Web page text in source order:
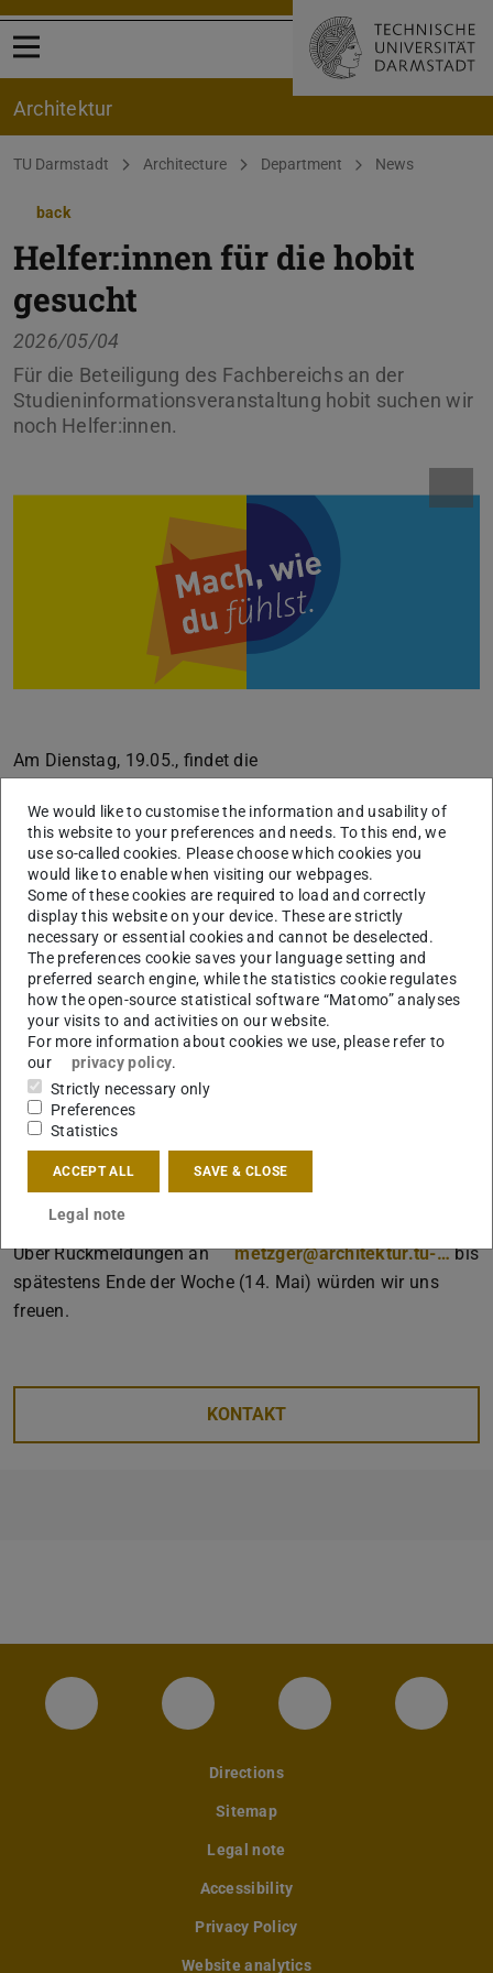
Open menu
Architektur
You are here:
TU Darmstadt Architecture Department News
back
Helfer:innen für die hobit
gesucht
2026/05/04
Für die Beteiligung des Fachbereichs an der
Studieninformationsveranstaltung hobit suchen wir
noch Helfer:innen.
Am Dienstag, 19.05., findet die
statt. Für die Durchführung des Beitrags des Fachbereichs
Architektur suchen wir noch Studierende, die uns gegen
Bezahlung beim Auf- und Abbau und bei der Beratung am
Stand unterstützen können.
Hier die genauen Termine:
Aufbau im Karo 5:Montag, 18.05.2026, 15:00-17:00 und
Dienstag, 19.05.2026, 07:00-08:45
Durchführung:Dienstag, 19.05.2026, 09:00-13:00
(Beratung der Studieninteressierten am Stand im Karo V)
Abbau:Dienstag, 19.05.2026, 13:00-15:00
Für den Auf- und Abbau wäre ideal, wenn uns jemand mit
gebraucht werden müssen. Fahrt- und Parkkosten werden
erstattet.
Über Rückmeldungen an
metzger@architektur.tu-…bis
spätestens Ende der Woche (14. Mai) würden wir uns
freuen.
KONTAKT
Instagram-Seite des Fachbereichs
LinkedIn-Profil desFacebook-Seite
Directions
Sitemap
Legal note
Accessibility
Privacy Policy
Website analytics
We would like to customise the information and usability of
this website to your preferences and needs. To this end, we
use so-called cookies. Please choose which cookies you
would like to enable when visiting our webpages.
Some of these cookies are required to load and correctly
display this website on your device. These are strictly
necessary or essential cookies and cannot be deselected.
The preferences cookie saves your language setting and
preferred search engine, while the statistics cookie regulates
how the open-source statistical software “Matomo” analyses
your visits to and activities on our website.
For more information about cookies we use, please refer to
our
privacy policy.
Strictly necessary only
Preferences
Statistics
ACCEPT ALL SAVE & CLOSE
Legal note